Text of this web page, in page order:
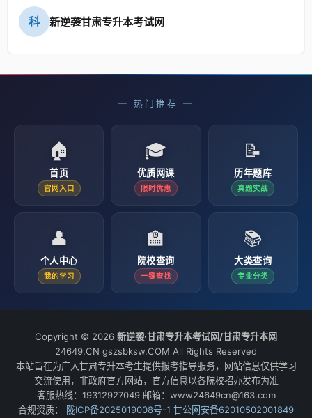
科 新逆袭甘肃专升本考试网
— 热门推荐 —
🏠
首页
官网入口
🎓
优质网课
限时优惠
📝
历年题库
真题实战
👤
个人中心
我的学习
🏫
院校查询
一键查找
📚
大类查询
专业分类
Copyright © 2026 新逆袭·甘肃专升本考试网/甘肃专升本网
24649.CN gszsbksw.COM All Rights Reserved
本站旨在为广大甘肃专升本考生提供报考指导服务，网站信息仅供学习
交流使用，非政府官方网站，官方信息以各院校招办发布为准
客服热线：19312927049 邮箱：www24649cn@163.com
合规资质：
陇ICP备2025019008号-1 甘公网安备62010502001849